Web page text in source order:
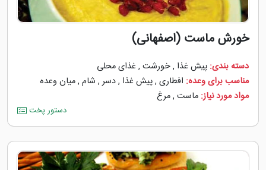
خورش ماست (اصفهانی)
دسته بندی: پیش غذا ,خورشت , غذای محلی
مناسب برای وعده: افطاری ,پیش غذا ,دسر, شام ,میان وعده
مواد مورد نیاز: ماست ,مرغ
دستور پخت